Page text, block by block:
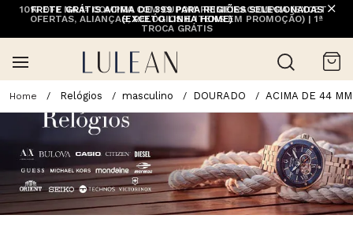
10% OFF NA 1ª COMPRA COM CUPOM PRIMEIRACOMPRA (EXCETO
OFERTAS, ALIANÇAS, RELÓGIOS E ITENS EM PROMOÇÃO) | 1ª
TROCA GRÁTIS
FRETE GRÁTIS ACIMA DE 399 PARA REGIÕES SELECIONADAS
(EXCETO LINHA HOME)
Relógios masculino DOURADO ACIMA DE 44 MM